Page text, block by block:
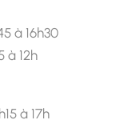
à 16h30
à 12h
à 17h